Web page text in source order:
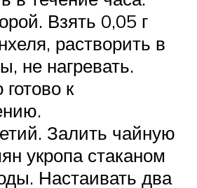
Взять 0,05 г
растворить в
не нагревать.
к
Залить чайную
укропа стаканом
Настаивать два